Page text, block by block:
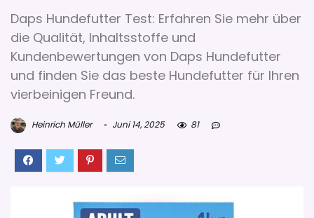
Daps Hundefutter Test: Erfahren Sie mehr über
die Qualität, Inhaltsstoffe und
Kundenbewertungen von Daps Hundefutter
und finden Sie das beste Hundefutter für Ihren
vierbeinigen Freund.
Heinrich Müller Juni 14, 2025 81